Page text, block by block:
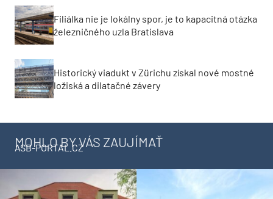
Filiálka nie je lokálny spor, je to kapacitná otázka
železničného uzla Bratislava
Historický viadukt v Zürichu získal nové mostné
ložiská a dilatačné závery
MOHLO BY VÁS ZAUJÍMAŤ
ASB-PORTAL.CZ